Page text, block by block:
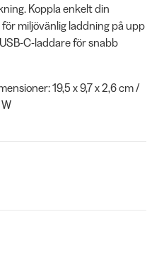
Koppla enkelt din
miljövänlig laddning på upp
C-laddare för snabb
19,5 x 9,7 x 2,6 cm /